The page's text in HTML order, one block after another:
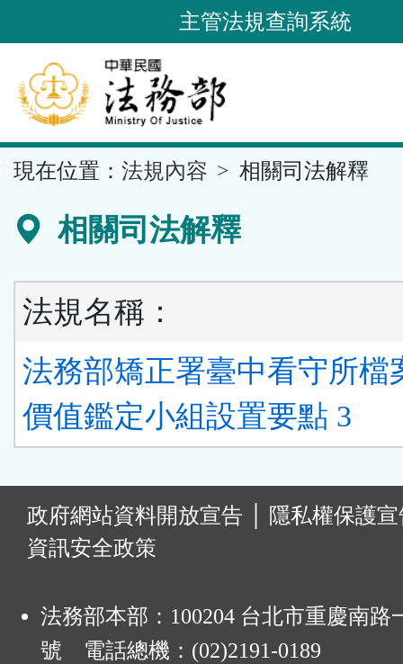
到
要
內
容
區
主管法規查詢系統
現在位置： 法規內容 相關司法解釋
相關司法解釋
法規名稱：
法務部矯正署臺中看守所檔
價值鑑定小組設置要點 3
政府網站資料開放宣告
隱私權保護
資訊安全政策
法務部本部：100204 台北市重慶南路
號 電話總機：(02)2191-0189